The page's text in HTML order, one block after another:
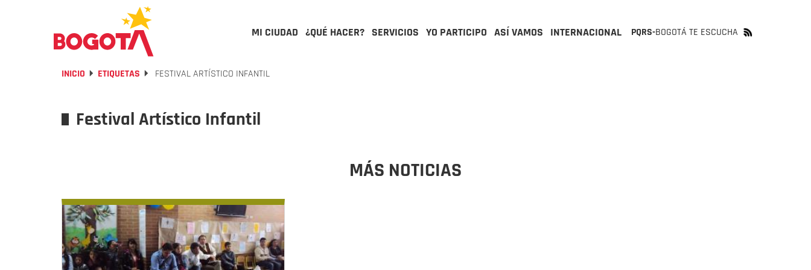
MI CIUDAD ¿QUÉ HACER? SERVICIOS YO PARTICIPO ASÍ VAMOS INTERNACIONAL PQRS-BOGOTÁ TE ESCUCHA
INICIO ETIQUETAS FESTIVAL ARTÍSTICO INFANTIL
Festival Artístico Infantil
MÁS NOTICIAS